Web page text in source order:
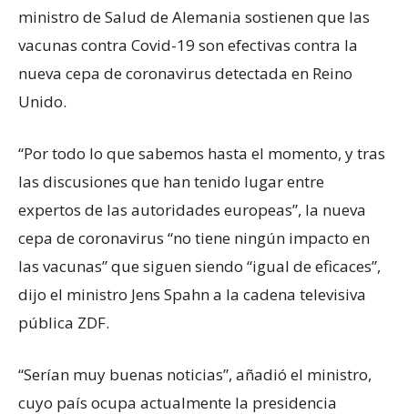
ministro de Salud de Alemania sostienen que las
vacunas contra Covid-19 son efectivas contra la
nueva cepa de coronavirus detectada en Reino
Unido.
“Por todo lo que sabemos hasta el momento, y tras
las discusiones que han tenido lugar entre
expertos de las autoridades europeas”, la nueva
cepa de coronavirus “no tiene ningún impacto en
las vacunas” que siguen siendo “igual de eficaces”,
dijo el ministro Jens Spahn a la cadena televisiva
pública ZDF.
“Serían muy buenas noticias”, añadió el ministro,
cuyo país ocupa actualmente la presidencia